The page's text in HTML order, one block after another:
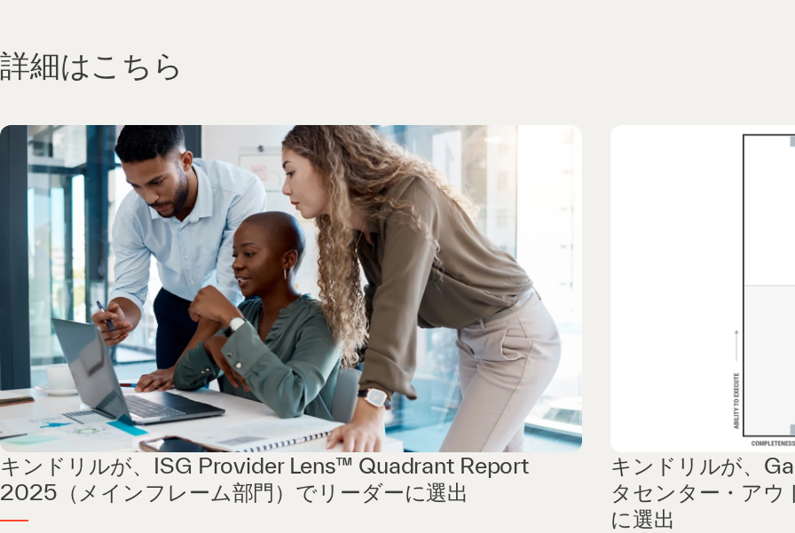
詳細はこちら
キンドリルが、ISG Provider Lens™ Quadrant Report
2025（メインフレーム部門）でリーダーに選出
キンドリルが、
タセンター・ア
に選出